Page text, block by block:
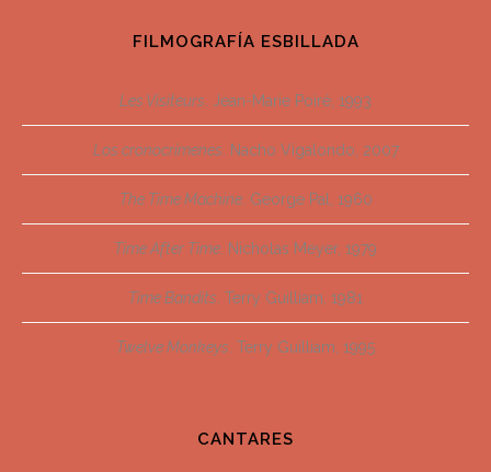
FILMOGRAFÍA ESBILLADA
Les Visiteurs . Jean-Marie Poiré, 1993
Los cronocrímenes . Nacho Vigalondo, 2007
The Time Machine. George Pal, 1960
Time After Time . Nicholas Meyer, 1979
Time Bandits . Terry Guilliam, 1981
Twelve Monkeys . Terry Guilliam, 1995
CANTARES